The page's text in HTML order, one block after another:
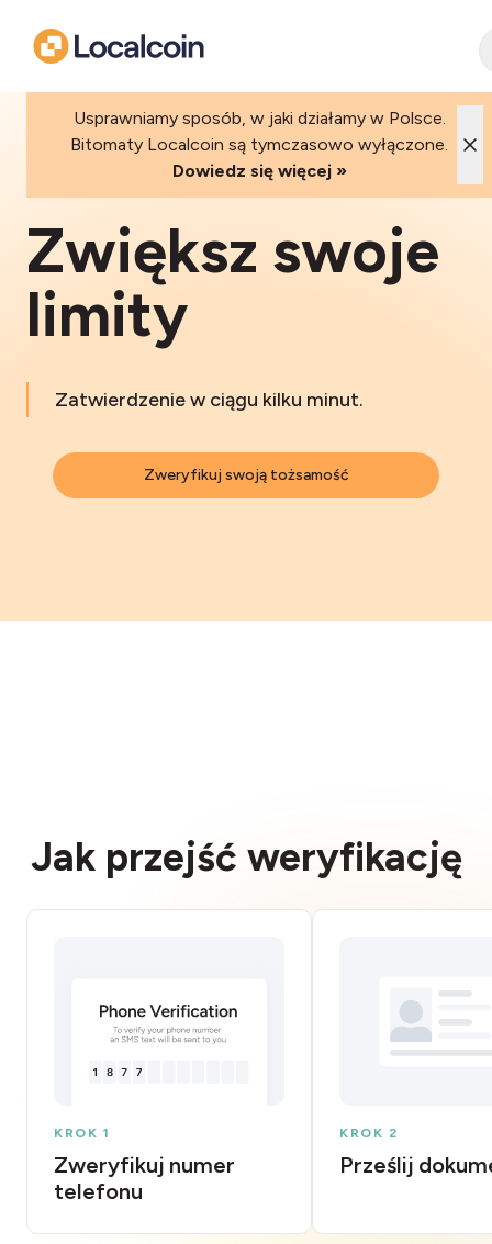
Usprawniamy sposób, w jaki działamy w Polsce.
Bitomaty Localcoin są tymczasowo wyłączone.
Dowiedz się więcej »
Zwiększ swoje
limity
Zatwierdzenie w ciągu kilku minut.
Zweryfikuj swoją tożsamość
Jak przejść weryfikację
KROK 1
Zweryfikuj numer
telefonu
KROK 2
Prześlij